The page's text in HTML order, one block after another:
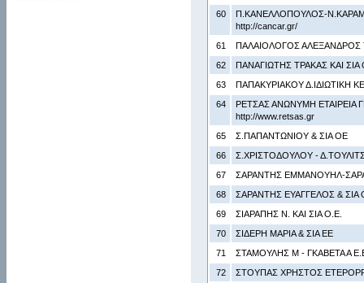
60
Π.ΚΑΝΕΛΛΟΠΟΥΛΟΣ-
http://cancar.gr/
61
ΠΑΛΑΙΟΛΟΓΟΣ ΑΛΕΞΑΝΔΡΟΣ
62
ΠΑΝΑΓΙΩΤΗΣ ΤΡΑΚΑΣ ΚΑΙ ΣΙΑ
63
ΠΑΠΑΚΥΡΙΑΚΟΥ Δ.ΙΔΙΩΤΙΚΗ
64
ΡΕΤΣΑΣ ΑΝΩΝΥΜΗ
http://www.retsas.gr
65
Σ.ΠΑΠΑΝΤΩΝΙΟΥ & ΣΙΑ ΟΕ
66
Σ.ΧΡΙΣΤΟΔΟΥΛΟΥ -
67
ΣΑΡΑΝΤΗΣ ΕΜΜΑΝΟΥΗΛ-
68
ΣΑΡΑΝΤΗΣ ΕΥΑΓΓΕΛΟΣ & ΣΙΑ
69
ΣΙΑΡΑΠΗΣ Ν. ΚΑΙ ΣΙΑ Ο.Ε.
70
ΣΙΔΕΡΗ ΜΑΡΙΑ & ΣΙΑ ΕΕ
71
ΣΤΑΜΟΥΛΗΣ Μ - ΓΚΑΒΕΤΑ Α
72
ΣΤΟΥΠΑΣ ΧΡΗΣΤΟΣ